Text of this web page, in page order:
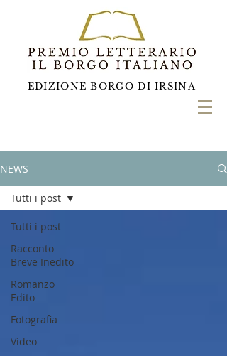
EDIZIONE BORGO DI IRSINA
NEWS
Tutti i post
Racconto
Breve Inedito
Romanzo
Edito
Fotografia
Video
Tutti i post